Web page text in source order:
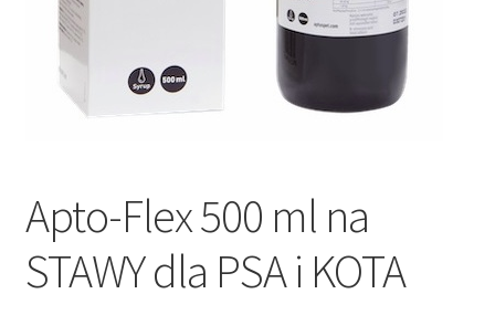
Apto-Flex 500 ml na
STAWY dla PSA i KOTA